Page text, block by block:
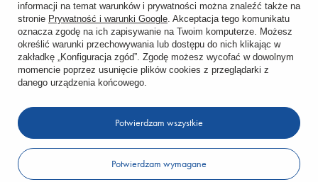
Chcę wymienić towar
KONTO
KONTAKT
informacji na temat warunków i prywatności można znaleźć także na
stronie Prywatność i warunki Google. Akceptacja tego komunikatu
oznacza zgodę na ich zapisywanie na Twoim komputerze. Możesz
określić warunki przechowywania lub dostępu do nich klikając w
zakładkę „Konfiguracja zgód”. Zgodę możesz wycofać w dowolnym
momencie poprzez usunięcie plików cookies z przeglądarki z
danego urządzenia końcowego.
Potwierdzam wymagane
Potwierdzam wszystkie